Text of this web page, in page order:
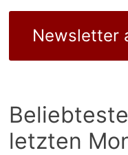
Newsletter
letzten